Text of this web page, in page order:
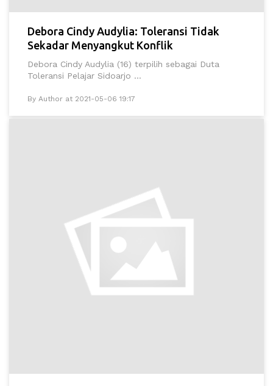
Debora Cindy Audylia: Toleransi Tidak
Sekadar Menyangkut Konflik
Debora Cindy Audylia (16) terpilih sebagai Duta
Toleransi Pelajar Sidoarjo ...
By Author at 2021-05-06 19:17